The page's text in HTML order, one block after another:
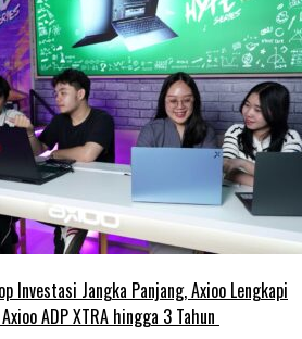
Investasi Jangka Panjang, Axioo Lengkapi
ADP XTRA hingga 3 Tahun